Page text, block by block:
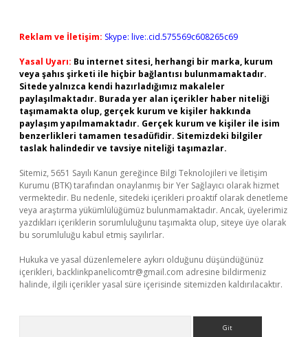
Reklam ve İletişim: Skype: live:.cid.575569c608265c69
Yasal Uyarı: Bu internet sitesi, herhangi bir marka, kurum
veya şahıs şirketi ile hiçbir bağlantısı bulunmamaktadır.
Sitede yalnızca kendi hazırladığımız makaleler
paylaşılmaktadır. Burada yer alan içerikler haber niteliği
taşımamakta olup, gerçek kurum ve kişiler hakkında
paylaşım yapılmamaktadır. Gerçek kurum ve kişiler ile isim
benzerlikleri tamamen tesadüfidir. Sitemizdeki bilgiler
taslak halindedir ve tavsiye niteliği taşımazlar.
Sitemiz, 5651 Sayılı Kanun gereğince Bilgi Teknolojileri ve İletişim
Kurumu (BTK) tarafından onaylanmış bir Yer Sağlayıcı olarak hizmet
vermektedir. Bu nedenle, sitedeki içerikleri proaktif olarak denetleme
veya araştırma yükümlülüğümüz bulunmamaktadır. Ancak, üyelerimiz
yazdıkları içeriklerin sorumluluğunu taşımakta olup, siteye üye olarak
bu sorumluluğu kabul etmiş sayılırlar.
Hukuka ve yasal düzenlemelere aykırı olduğunu düşündüğünüz
içerikleri, backlinkpanelicomtr@gmail.com adresine bildirmeniz
halinde, ilgili içerikler yasal süre içerisinde sitemizden kaldırılacaktır.